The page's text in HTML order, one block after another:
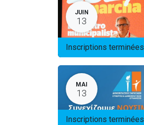
JUIN
13
Inscriptions terminées
MAI
13
Inscriptions terminées